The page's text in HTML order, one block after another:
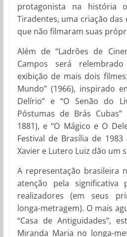
protagonista na história
Tiradentes, uma criação
que não filmaram suas
Além de “Ladrões de
Campos será
exibição de mais dois
Mundo” (1966), inspirado
Delírio” e “O Senão do
Póstumas de Brás Cubas”
1881), e “O Mágico e O
Festival de Brasília de
Xavier e Lutero Luiz dão um
A representação brasileira
atenção pela significativa
realizadores (em seus
longa-metragem). O mais
“Casa de Antiguidades”,
Miranda Maria no longa-